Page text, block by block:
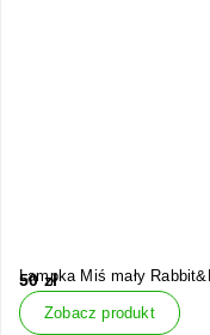
Lampka Miś mały
50zł
Zobacz produkt